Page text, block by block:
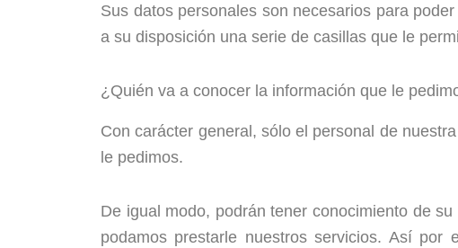
Sus datos personales son necesarios para
a su disposición una serie de casillas que le
¿Quién va a conocer la información que le
Con carácter general, sólo el personal de
le pedimos.
De igual modo, podrán tener conocimiento de
podamos prestarle nuestros servicios. Así